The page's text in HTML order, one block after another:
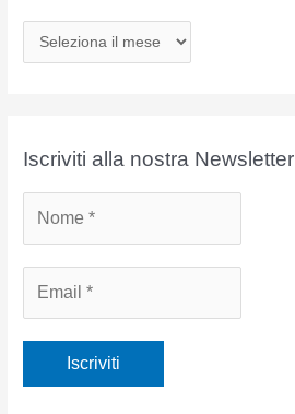
r
iIscriviti alla nostra Newsletter